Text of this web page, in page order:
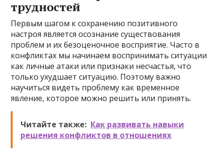
трудностей
Первым шагом к сохранению позитивного
настроя является осознание существования
проблем и их безоценочное восприятие. Часто в
конфликтах мы начинаем воспринимать ситуации
как личные атаки или признаки несчастья, что
только ухудшает ситуацию. Поэтому важно
научиться видеть проблему как временное
явление, которое можно решить или принять.
Читайте также: Как развивать навыки
решения конфликтов в отношениях